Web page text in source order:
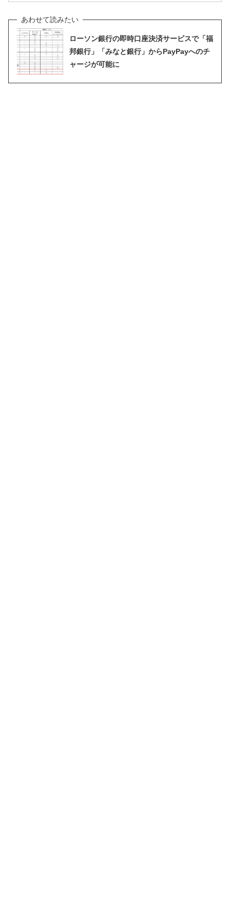
ローソン銀行の即時口座決済サービスで「福
邦銀行」「みなと銀行」からPayPayへのチ
ャージが可能に